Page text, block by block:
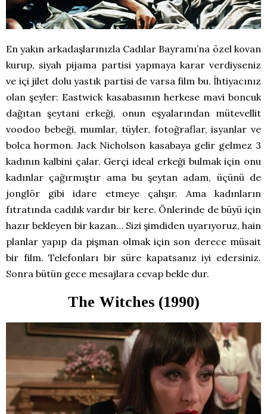
En yakın arkadaşlarınızla Cadılar Bayramı’na özel kovan
kurup, siyah pijama partisi yapmaya karar verdiyseniz
ve içi jilet dolu yastık partisi de varsa film bu. İhtiyacınız
olan şeyler: Eastwick kasabasının herkese mavi boncuk
dağıtan şeytani erkeği, onun eşyalarından mütevellit
voodoo bebeği, mumlar, tüyler, fotoğraflar, isyanlar ve
bolca hormon. Jack Nicholson kasabaya gelir gelmez 3
kadının kalbini çalar. Gerçi ideal erkeği bulmak için onu
kadınlar çağırmıştır ama bu şeytan adam, üçünü de
jonglör gibi idare etmeye çalışır. Ama kadınların
fıtratında cadılık vardır bir kere. Önlerinde de büyü için
hazır bekleyen bir kazan… Sizi şimdiden uyarıyoruz, hain
planlar yapıp da pişman olmak için son derece müsait
bir film. Telefonları bir süre kapatsanız iyi edersiniz.
Sonra bütün gece mesajlara cevap bekle dur.
The Witches (1990)